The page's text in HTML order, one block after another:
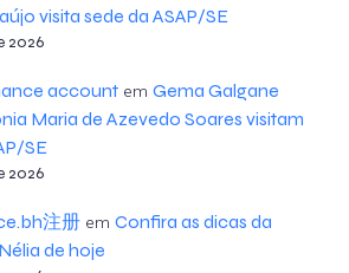
visita sede da ASAP/SE
2026
accountem Gema Galgane
Maria de Azevedo Soares visitam
SE
2026
注册em Confira as dicas da
de hoje